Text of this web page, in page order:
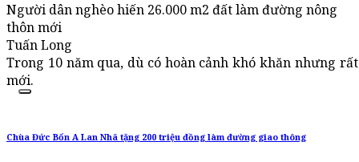
Người dân nghèo hiến 26.000 m2 đất làm đường nông
thôn mới
Tuấn Long
Trong 10 năm qua, dù có hoàn cảnh khó khăn nhưng
mới.
Chùa Đức Bổn A Lan Nhã tặng 200 triệu đồng làm đường giao thông